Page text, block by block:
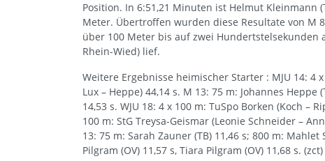
Position. In 6:51,21 Minuten ist Helmut Kleinmann
Meter. Übertroffen wurden diese Resultate von M
über 100 Meter bis auf zwei Hundertstelsekunden
Rhein-Wied) lief.
Weitere Ergebnisse heimischer Starter : MJU 14: 4
Lux – Heppe) 44,14 s. M 13: 75 m: Johannes Heppe
14,53 s. WJU 18: 4 x 100 m: TuSpo Borken (Koch –
100 m: StG Treysa-Geismar (Leonie Schneider –
13: 75 m: Sarah Zauner (TB) 11,46 s; 800 m: Mahlet
Pilgram (OV) 11,57 s, Tiara Pilgram (OV) 11,68 s. (zct)